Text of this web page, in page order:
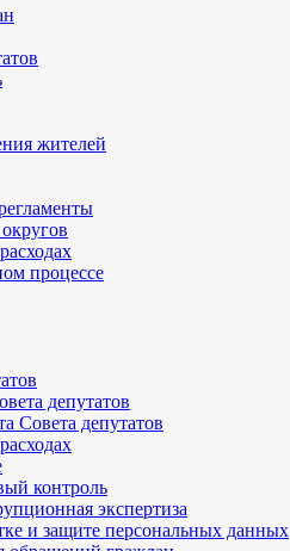
жителей
процессе
депутатов
Совета депутатов
контроль
экспертиза
и защите персональных данных